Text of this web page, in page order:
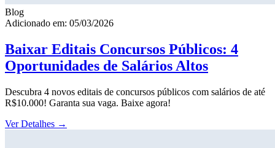
Blog
Adicionado em: 05/03/2026
Baixar Editais Concursos Públicos: 4
Oportunidades de Salários Altos
Descubra 4 novos editais de concursos públicos com salários de até
R$10.000! Garanta sua vaga. Baixe agora!
Ver Detalhes →